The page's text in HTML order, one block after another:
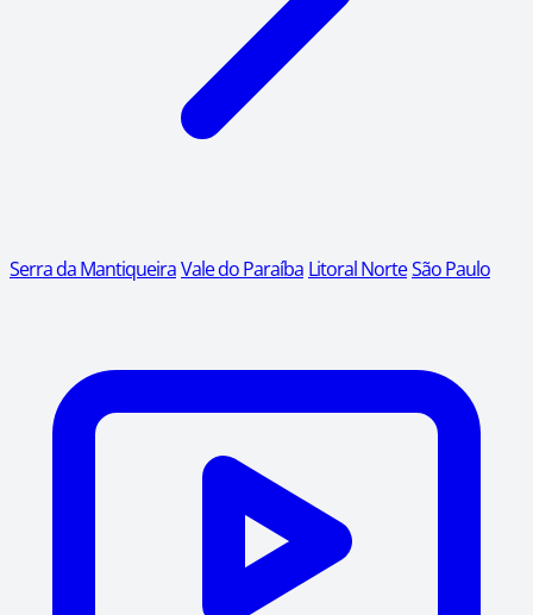
Serra da MantiqueiraVale do Paraíba Litoral NorteSão Paulo